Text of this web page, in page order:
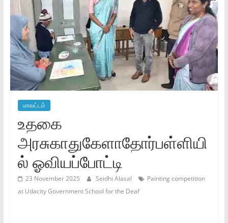
மாவட்டம்
உதகை
அரசுகாதுகேளாதோர்பள்ளியி
ல் ஓவியப்போட்டி
23 November 2025 Seidhi Alasal
Painting competition
at Udacity Government School for the Deaf